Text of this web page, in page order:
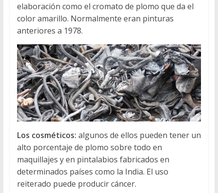
elaboración como el cromato de plomo que da el
color amarillo. Normalmente eran pinturas
anteriores a 1978.
Los cosméticos: algunos de ellos pueden tener un
alto porcentaje de plomo sobre todo en
maquillajes y en pintalabios fabricados en
determinados países como la India. El uso
reiterado puede producir cáncer.